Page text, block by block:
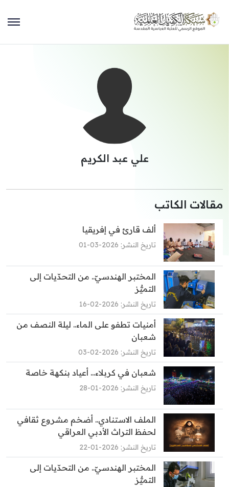
علي عبد الكريم
مقالات الكاتب
ألف قارئ في إفريقيا
تاريخ النشر: 2026-03-01
المختبر الهندسيّ.. من التحدّيات إلى
التميُّز
تاريخ النشر: 2026-02-16
أمنيات تطفو على الماء.. ليلة النصف من
شعبان
تاريخ النشر: 2026-02-03
شعبان في كربلاء... أعياد بنكهة خاصة
تاريخ النشر: 2026-01-28
الملف الاستنادي.. أضخم مشروع ثقافي
لحفظ التراث الأدبي العراقي
تاريخ النشر: 2026-01-22
المختبر الهندسيّ.. من التحدّيات إلى
التميُّز